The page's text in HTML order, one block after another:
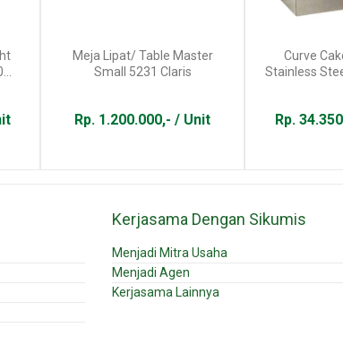
Meja Lipat/ Table Master
Small 5231 Claris
Rp. 1.200.000,- / Unit
Curve
Stainless
Rp.
Kerjasama Dengan Sikumis
Menjadi Mitra Usaha
Menjadi Agen
Kerjasama Lainnya